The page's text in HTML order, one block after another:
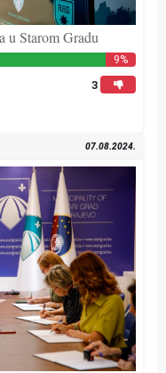
u Starom Gradu
9%
3
07.08.2024.